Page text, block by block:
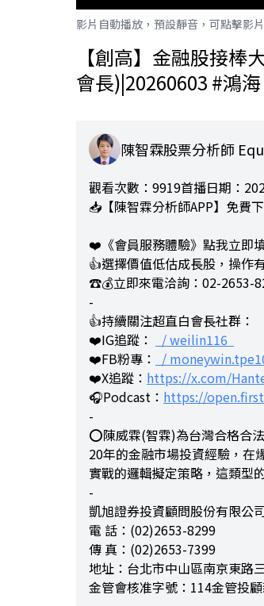
影片自動播放，預設靜音，可點擊影
【創高】金融股接棒
會長)|20260603 #鴻
陳智霖股票分析師
觀看次數：9919首播日期：
📥【陳智霖分析師APP】免費下
❤️《會員服務體驗》點我立即
👍選擇價值低估成長股，操作
☎️💰立即來電洽詢：02-2653-
-
👍持續關注超直白會長社群：
❤️IG追蹤：
/ weilin116
❤️FB粉專：
/
❤️X追蹤： https://x.com/
🎧Podcast： https://
-
⭕陳威霖(智霖)為台灣合格合
20年的金融市場投資經驗，在
實戰的邏輯擬定策略，這類型
-
凱旭證券投資顧問股份有限公
電 話：(02)2653-8299
傳 真：(02)2653-7399
地址：台北市中山區南京東路
金管會核准字號：114金管投